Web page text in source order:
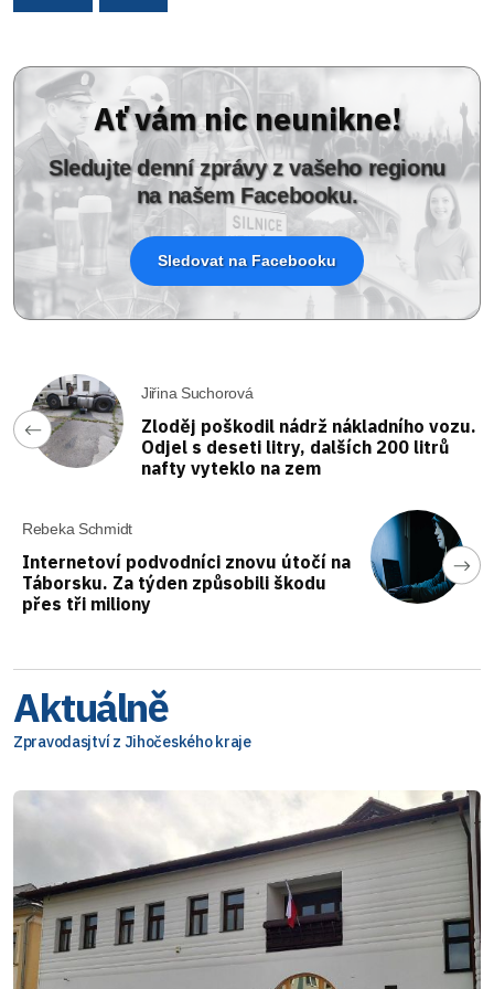
Ať vám nic neunikne!
Sledujte denní zprávy z vašeho regionu
na našem Facebooku.
Sledovat na Facebooku
Jiřina Suchorová
Zloděj poškodil nádrž nákladního vozu.
Odjel s deseti litry, dalších 200 litrů
nafty vyteklo na zem
Rebeka Schmidt
Internetoví podvodníci znovu útočí na
Táborsku. Za týden způsobili škodu
přes tři miliony
Aktuálně
Zpravodasjtví z Jihočeského kraje